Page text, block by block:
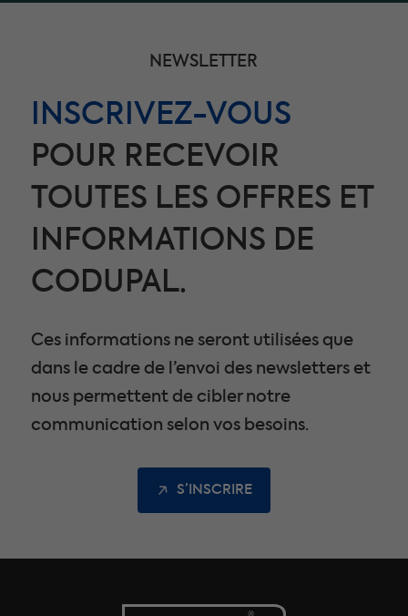
NEWSLETTER
INSCRIVEZ-VOUS
POUR RECEVOIR
TOUTES LES OFFRES ET
INFORMATIONS DE
CODUPAL.
Ces informations ne seront utilisées que
dans le cadre de l’envoi des newsletters et
nous permettent de cibler notre
communication selon vos besoins.
S’INSCRIRE